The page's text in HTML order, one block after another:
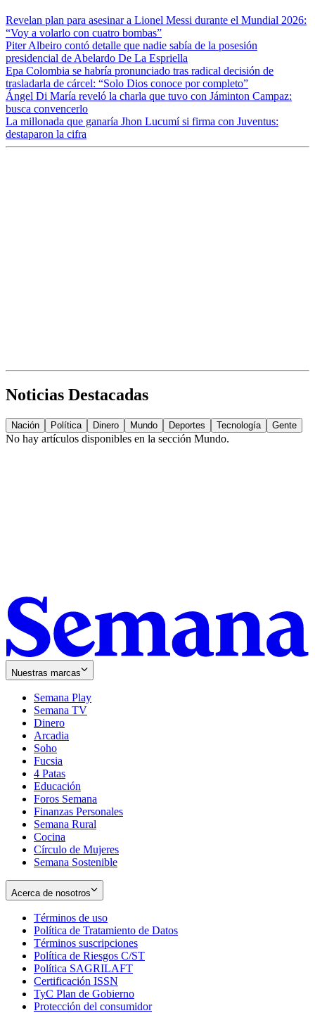
Revelan plan para asesinar a Lionel Messi durante el Mundial 2026:
“Voy a volarlo con cuatro bombas”
Piter Albeiro contó detalle que nadie sabía de la posesión
presidencial de Abelardo De La Espriella
Epa Colombia se habría pronunciado tras radical decisión de
trasladarla de cárcel: “Solo Dios conoce por completo”
Ángel Di María reveló la charla que tuvo con Jáminton Campaz:
busca convencerlo
La millonada que ganaría Jhon Lucumí si firma con Juventus:
destaparon la cifra
Noticias Destacadas
Nación Política Dinero Mundo Deportes Tecnología Gente
No hay artículos disponibles en la sección Mundo.
Nuestras marcas
Semana Play
Semana TV
Dinero
Arcadia
Soho
in
new
window
Fucsia
in
new
window
4 Patas
Educación
Foros Semana
Finanzas Personales
Semana Rural
Cocina
Círculo de Mujeres
Semana Sostenible
Acerca de nosotros
Términos de uso
in
new
window
Política de Tratamiento de Datos
Términos suscripciones
in
Política de Riesgos C/ST
Política SAGRILAFT
new
window
Certificación ISSN
in
new
TyC Plan de Gobierno
in
Protección del consumidorOpens